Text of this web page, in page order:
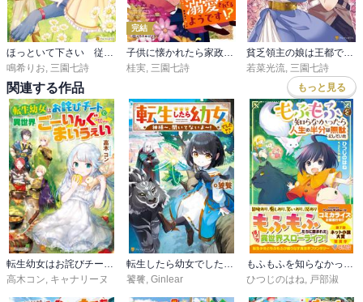
ほっといて下さい 従魔とチートライフ楽しみたい！
鳴希りお, 三園七詩
完結
子供に懐かれたら家政婦になりました。あれ？騎士様にも溺愛されてるようです!?
桂実, 三園七詩
貧乏領主の娘は王都でみんなを幸せにします
若菜光流, 三園七詩
関連する作品 もっと見る
高木コン キャナリーヌ
饕餮 Ginlear
ひつじのはね
戸部淑